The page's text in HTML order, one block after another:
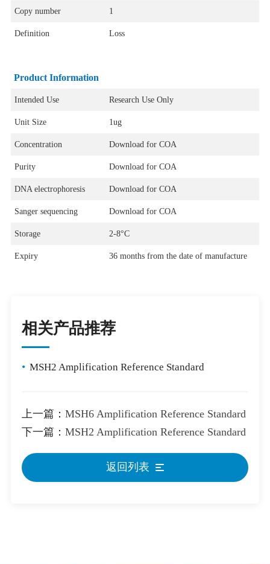
Copy number 1
Definition Loss
Product Information
Intended Use Research Use Only
Unit Size 1ug
Concentration Download for COA
Purity Download for COA
DNA electrophoresis Download for COA
Sanger sequencing Download for COA
Storage 2-8°C
Expiry 36 months from the date of manufacture
相关产品推荐
• MSH2 Amplification Reference Standard
上一篇： MSH6 Amplification Reference Standard
下一篇： MSH2 Amplification Reference Standard
返回列表